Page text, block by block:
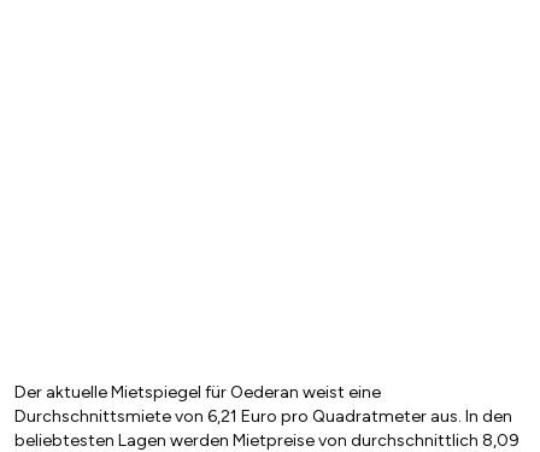
Der aktuelle Mietspiegel für Oederan weist eine
Durchschnittsmiete von 6,21 Euro pro Quadratmeter aus. In den
beliebtesten Lagen werden Mietpreise von durchschnittlich 8,09